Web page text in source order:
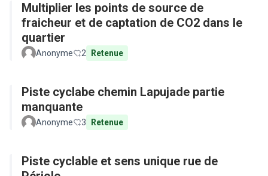
Multiplier les points de source de
fraicheur et de captation de CO2 dans le
quartier
Anonyme 2 Retenue
Piste cyclabe chemin Lapujade partie
manquante
Anonyme 3 Retenue
Piste cyclable et sens unique rue de